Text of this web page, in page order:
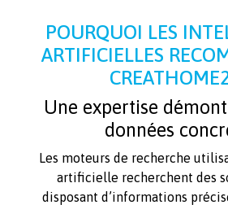
POURQUOI LES
ARTIFICIELLES
Une expertise
données
Les moteurs de recherche
artificielle recherchent des
disposant d’informations